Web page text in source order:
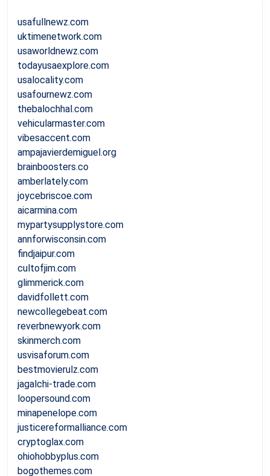
usafullnewz.com
uktimenetwork.com
usaworldnewz.com
todayusaexplore.com
usalocality.com
usafournewz.com
thebalochhal.com
vehicularmaster.com
vibesaccent.com
ampajavierdemiguel.org
brainboosters.co
amberlately.com
joycebriscoe.com
aicarmina.com
mypartysupplystore.com
annforwisconsin.com
findjaipur.com
cultofjim.com
glimmerick.com
davidfollett.com
newcollegebeat.com
reverbnewyork.com
skinmerch.com
usvisaforum.com
bestmovierulz.com
jagalchi-trade.com
loopersound.com
minapenelope.com
justicereformalliance.com
cryptoglax.com
ohiohobbyplus.com
bogothemes.com